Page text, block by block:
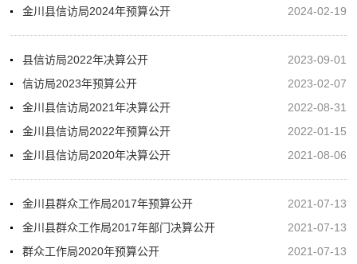
金川县信访局2024年预算公开
2024-02-19
县信访局2022年决算公开
2023-09-01
信访局2023年预算公开
2023-02-07
金川县信访局2021年决算公开
2022-08-31
金川县信访局2022年预算公开
2022-01-15
金川县信访局2020年决算公开
2021-08-06
金川县群众工作局2017年预算公开
2021-07-13
金川县群众工作局2017年部门决算公开
2021-07-13
群众工作局2020年预算公开
2021-07-13